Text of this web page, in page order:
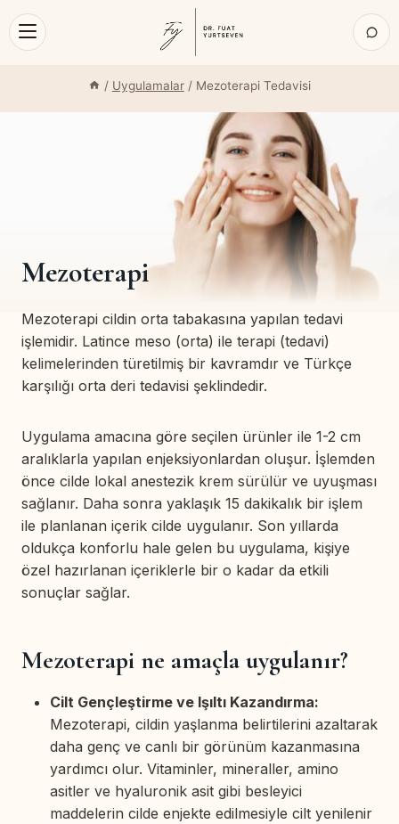
Tüm Uygulamaları Gör
Blog
İletişim
WhatsApp ile Randevu Al
/ Uygulamalar / Mezoterapi Tedavisi
UYGULAMALAR
Mezoterapi
Mezoterapi cildin orta tabakasına yapılan tedavi
işlemidir. Latince meso (orta) ile terapi (tedavi)
kelimelerinden türetilmiş bir kavramdır ve Türkçe
karşılığı orta deri tedavisi şeklindedir.
Uygulama amacına göre seçilen ürünler ile 1-2 cm
aralıklarla yapılan enjeksiyonlardan oluşur. İşlemden
önce cilde lokal anestezik krem sürülür ve uyuşması
sağlanır. Daha sonra yaklaşık 15 dakikalık bir işlem
ile planlanan içerik cilde uygulanır. Son yıllarda
oldukça konforlu hale gelen bu uygulama, kişiye
özel hazırlanan içeriklerle bir o kadar da etkili
sonuçlar sağlar.
Mezoterapi ne amaçla uygulanır?
Cilt Gençleştirme ve Işıltı Kazandırma:
Mezoterapi, cildin yaşlanma belirtilerini azaltarak
daha genç ve canlı bir görünüm kazanmasına
yardımcı olur. Vitaminler, mineraller, amino
asitler ve hyaluronik asit gibi besleyici
maddelerin cilde enjekte edilmesiyle cilt yenilenir